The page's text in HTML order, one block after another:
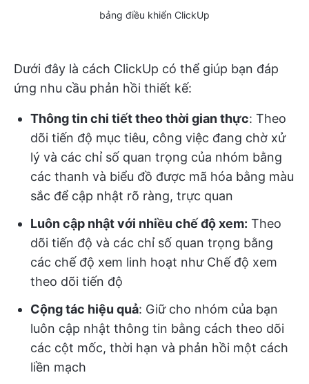
bảng điều khiển ClickUp
Dưới đây là cách ClickUp có thể giúp bạn đáp
ứng nhu cầu phản hồi thiết kế:
Thông tin chi tiết theo thời gian thực: Theo
dõi tiến độ mục tiêu, công việc đang chờ xử
lý và các chỉ số quan trọng của nhóm bằng
các thanh và biểu đồ được mã hóa bằng màu
sắc để cập nhật rõ ràng, trực quan
Luôn cập nhật với nhiều chế độ xem: Theo
dõi tiến độ và các chỉ số quan trọng bằng
các chế độ xem linh hoạt như Chế độ xem
theo dõi tiến độ
Cộng tác hiệu quả: Giữ cho nhóm của bạn
luôn cập nhật thông tin bằng cách theo dõi
các cột mốc, thời hạn và phản hồi một cách
liền mạch